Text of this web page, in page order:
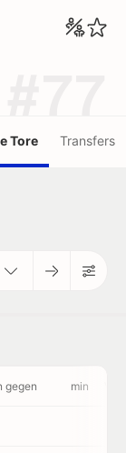
Tore Transfers
gegen min